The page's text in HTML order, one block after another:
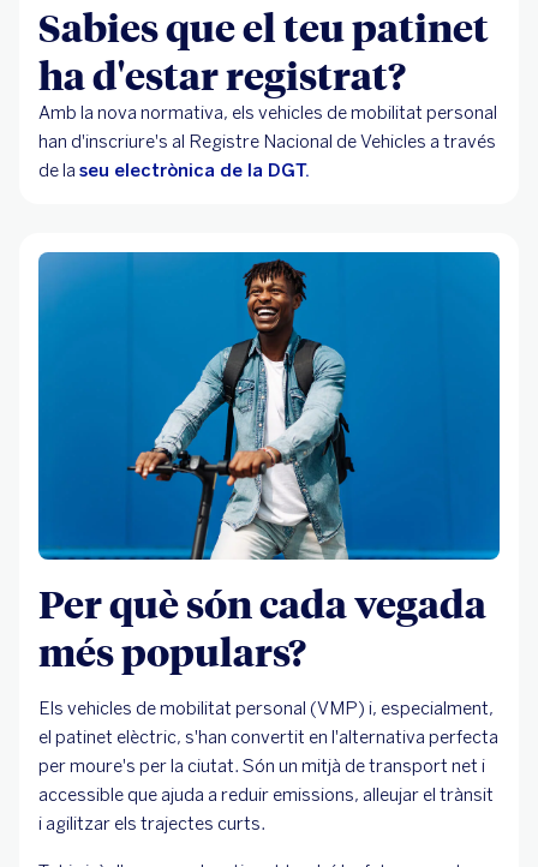
Sabies que el teu patinet
ha d'estar registrat?
Amb la nova normativa, els vehicles de mobilitat personal
han d'inscriure's al Registre Nacional de Vehicles a través
de la seu electrònica de la DGT.
Per què són cada vegada
més populars?
Els vehicles de mobilitat personal (VMP) i, especialment,
el patinet elèctric, s'han convertit en l'alternativa perfecta
per moure's per la ciutat. Són un mitjà de transport net i
accessible que ajuda a reduir emissions, alleujar el trànsit
i agilitzar els trajectes curts.